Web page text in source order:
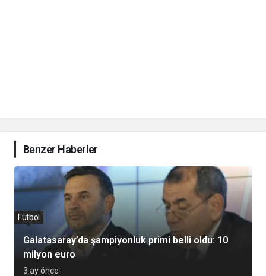
Benzer Haberler
Galatasaray’da şampiyonluk primi belli oldu: 10
milyon euro
Futbol
3 ay önce